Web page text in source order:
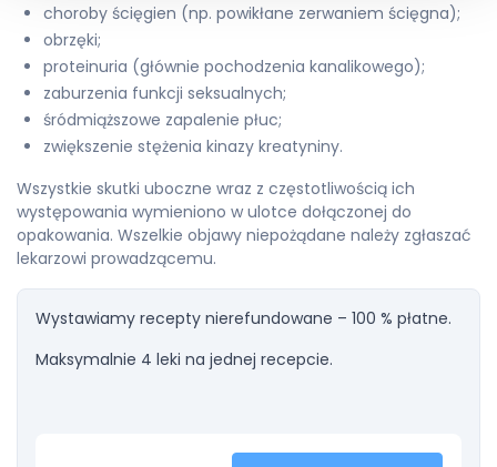
choroby ścięgien (np. powikłane zerwaniem ścięgna);
obrzęki;
proteinuria (głównie pochodzenia kanalikowego);
zaburzenia funkcji seksualnych;
śródmiąższowe zapalenie płuc;
zwiększenie stężenia kinazy kreatyniny.
Wszystkie skutki uboczne wraz z częstotliwością ich
występowania wymieniono w ulotce dołączonej do
opakowania. Wszelkie objawy niepożądane należy zgłaszać
lekarzowi prowadzącemu.
Wystawiamy recepty nierefundowane – 100 % płatne.
Maksymalnie 4 leki na jednej recepcie.